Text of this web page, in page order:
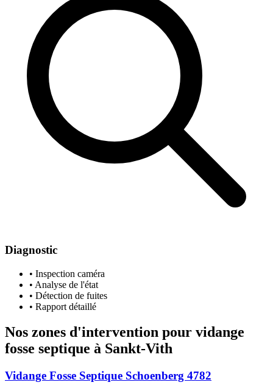
Diagnostic
• Inspection caméra
• Analyse de l'état
• Détection de fuites
• Rapport détaillé
Nos zones d'intervention pour vidange
fosse septique à Sankt-Vith
Vidange Fosse Septique Schoenberg 4782